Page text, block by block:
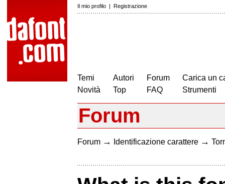
Il mio profilo | Registrazione
Temi
Novità
Autori
Top
Forum
FAQ
Carica un
Strumenti
Forum
Forum → Identificazione carattere →